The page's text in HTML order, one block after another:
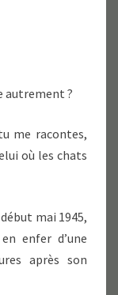
autrement ?
me racontes,
où les chats
mai 1945,
enfer d’une
après son